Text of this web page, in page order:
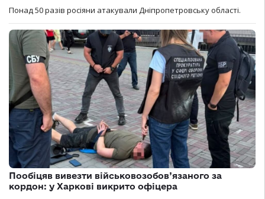
Понад 50 разів росіяни атакували Дніпропетровську області.
Пообіцяв вивезти військовозобов’язаного за
кордон: у Харкові викрито офіцера